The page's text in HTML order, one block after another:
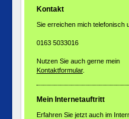
Kontakt
Sie erreichen mich telefonisch
0163 5033016
Nutzen Sie auch gerne mein
Kontaktformular.
Mein Internetauftritt
Erfahren Sie jetzt auch im